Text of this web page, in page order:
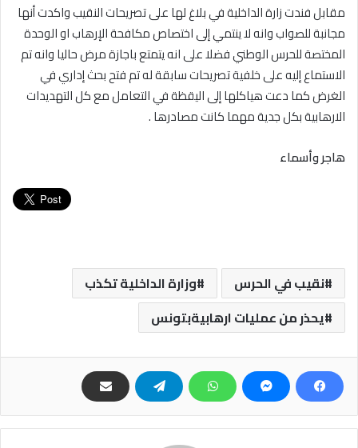
مقابل فندت زارة الداخلية في بلاغ لها على تصريحات النقيب واكدت أنها
مجانبة للصواب وانه لا ينتمي إلى اختصاص مكافحة الإرهاب او الوحدة
المختصة للحرس الوطني فضلا على انه يتمتع باجازة مرض حاليا وانه تم
الاستماع إليه على خلفية تصريحات سابقة له تم فتح بحث إداري في
الغرض كما دعت هياكلها إلى اليقظة في التعامل مع كل التهديدات
الارهابية بكل جدية مهما كانت مصادرها .
هاجر وأسماء
نقيب في الحرس
وزارة الداخلية تكذب
يحذر من عمليات ارهابيةبتونس